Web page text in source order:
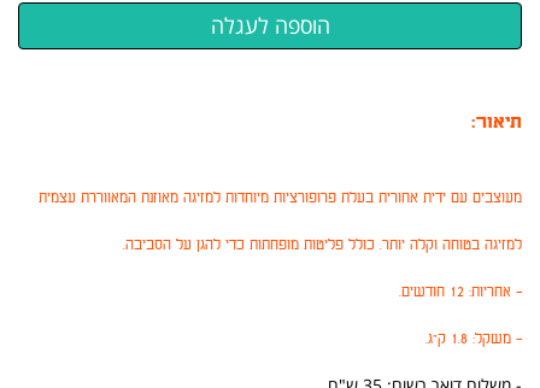
תיאור:
מעוצבים עם ידית אחורית בעלת פרופורציות מיוחדות למזיגה מאוזנת המאווררת עצמית
למזיגה בטוחה וקלה יותר. כולל פליטות מופחתות כדי להגן על הסביבה.
- אחריות: 12 חודשים.
- משקל: 1.8 ק"ג.